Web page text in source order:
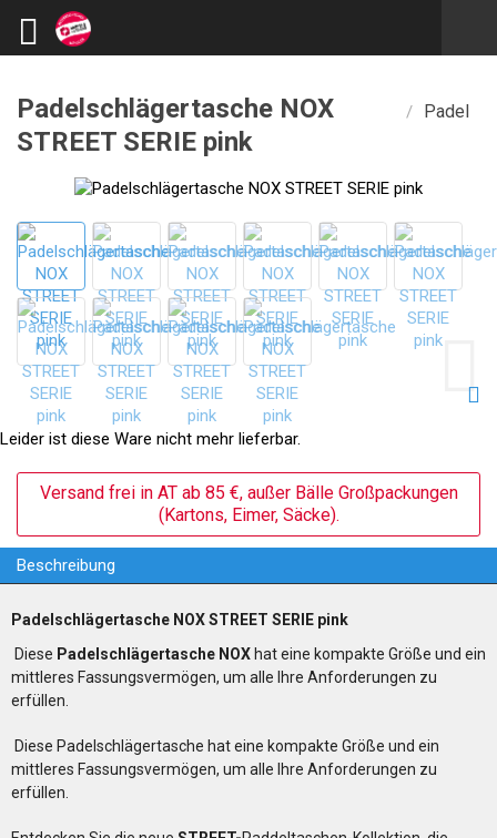
Padelschlägertasche NOX
STREET SERIE pink
/ Padel
Leider ist diese Ware nicht mehr lieferbar.
Versand frei in AT ab 85 €, außer Bälle Großpackungen
(Kartons, Eimer, Säcke).
Beschreibung
Padelschlägertasche NOX STREET SERIE pink
Diese Padelschlägertasche NOX hat eine kompakte Größe und ein
mittleres Fassungsvermögen, um alle Ihre Anforderungen zu
erfüllen.
Diese Padelschlägertasche hat eine kompakte Größe und ein
mittleres Fassungsvermögen, um alle Ihre Anforderungen zu
erfüllen.